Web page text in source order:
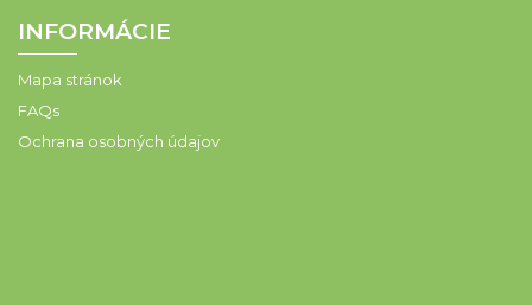
INFORMÁCIE
Mapa stránok
FAQs
Ochrana osobných údajov